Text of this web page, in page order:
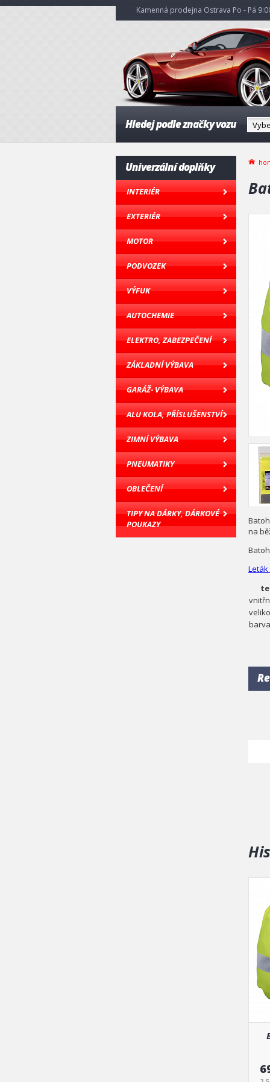
Kamenná prodejna Ostrava Po - Pá
Hledej podle značky vozu
Univerzální doplňky
INTERIÉR
EXTERIÉR
MOTOR
PODVOZEK
VÝFUK
AUTOCHEMIE
ELEKTRO, ZABEZPEČENÍ
ZÁKLADNÍ VÝBAVA
GARÁŽ- VÝBAVA
ALU KOLA, PŘÍSLUŠENSTVÍ
ZIMNÍ VÝBAVA
PNEUMATIKY
OBLEČENÍ
TIPY NA DÁRKY, DÁRKOVÉ
POUKAZY
na
barva